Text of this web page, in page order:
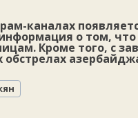
каналах
о том,
Кроме того, с